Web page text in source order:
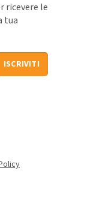
ricevere le
tua
ISCRIVITI